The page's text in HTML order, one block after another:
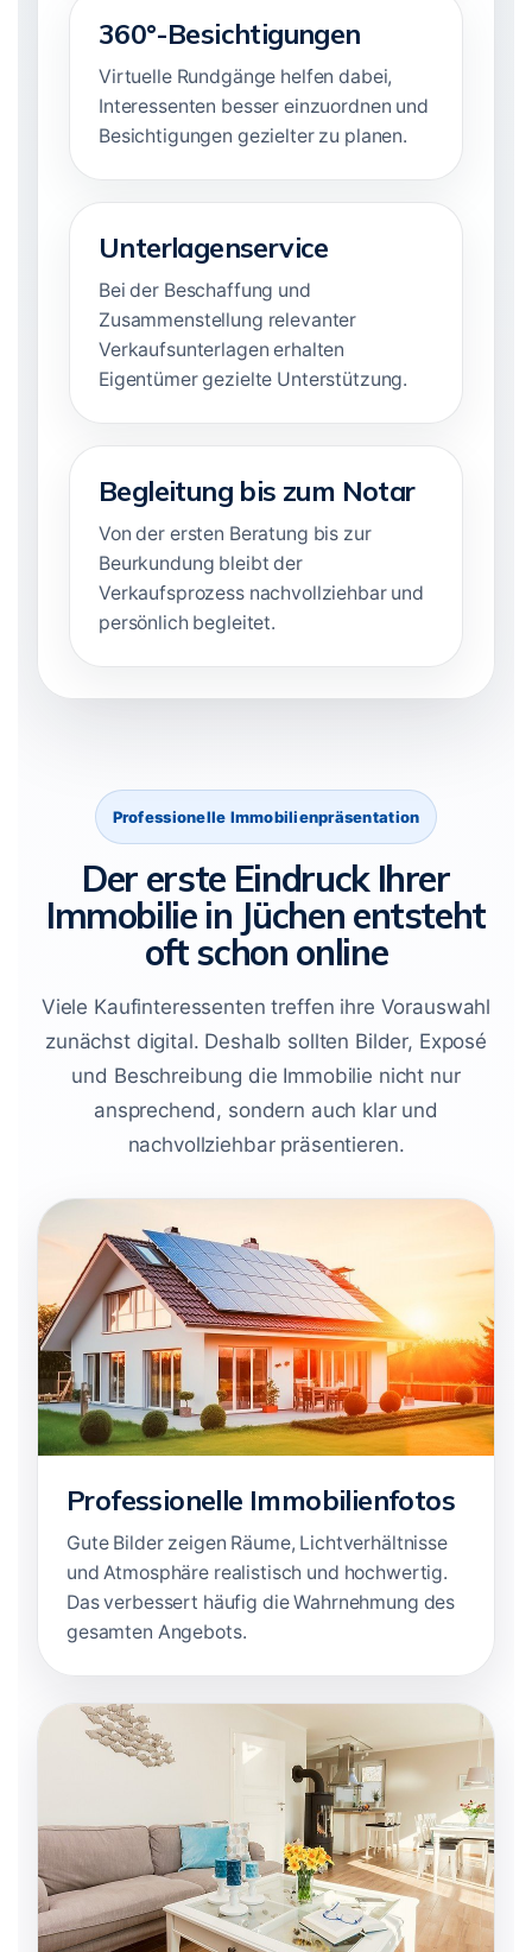
360°-Besichtigungen
Virtuelle Rundgänge helfen dabei,
Interessenten besser einzuordnen und
Besichtigungen gezielter zu planen.
Unterlagenservice
Bei der Beschaffung und
Zusammenstellung relevanter
Verkaufsunterlagen erhalten
Eigentümer gezielte Unterstützung.
Begleitung bis zum Notar
Von der ersten Beratung bis zur
Beurkundung bleibt der
Verkaufsprozess nachvollziehbar und
persönlich begleitet.
Professionelle Immobilienpräsentation
Der erste Eindruck Ihrer
Immobilie in Jüchen entsteht
oft schon online
Viele Kaufinteressenten treffen ihre Vorauswahl
zunächst digital. Deshalb sollten Bilder, Exposé
und Beschreibung die Immobilie nicht nur
ansprechend, sondern auch klar und
nachvollziehbar präsentieren.
Professionelle Immobilienfotos
Gute Bilder zeigen Räume, Lichtverhältnisse
und Atmosphäre realistisch und hochwertig.
Das verbessert häufig die Wahrnehmung des
gesamten Angebots.